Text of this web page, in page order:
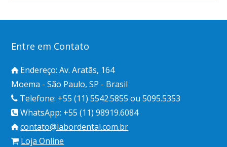
Entre em Contato
Endereço: Av. Aratãs, 164
Moema - São Paulo, SP - Brasil
Telefone: +55 (11) 5542.5855 ou 5095.5353
WhatsApp: +55 (11) 98919.6084
contato@labordental.com.br
Loja Online